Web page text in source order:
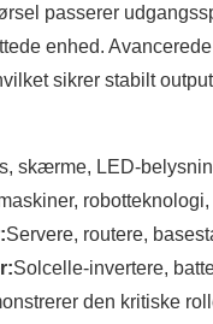
passerer
enhed.
sikrer stabilt
skærme, LED-
Servere, routere,
Solcelle-invertere,
den kritiske